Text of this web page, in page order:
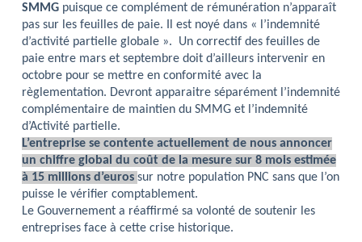
SMMGpuisque ce complément de rémunération n’apparaît
pas sur les feuilles de paie. Il est noyé dans « l’indemnité
d’activité partielle globale ». Un correctif des feuilles de
paie entre mars et septembre doit d’ailleurs intervenir en
octobre pour se mettre en conformité avec la
règlementation. Devront apparaitre séparément l’indemnité
complémentaire de maintien du SMMG et l’indemnité
d’Activité partielle.
L’entreprise se contente actuellement de nous annoncer
un chiffre global du coût de la mesure sur 8 mois estimée
à 15 millions d’euros sur notre population PNC sans que l’on
puisse le vérifier comptablement.
Le Gouvernement a réaffirmé sa volonté de soutenir les
entreprises face à cette crise historique.